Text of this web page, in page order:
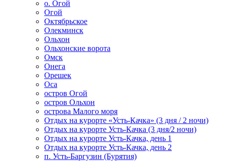
о. Огой
Огой
Октябрьское
Олекминск
Ольхон
Ольхонские ворота
Омск
Онега
Орешек
Оса
остров Огой
остров Ольхон
острова Малого моря
Отдых на курорте «Усть-Качка» (3 дня / 2 ночи)
Отдых на курорте Усть-Качка (3 дня/2 ночи)
Отдых на курорте Усть-Качка, день 1
Отдых на курорте Усть-Качка, день 2
п. Усть-Баргузин (Бурятия)